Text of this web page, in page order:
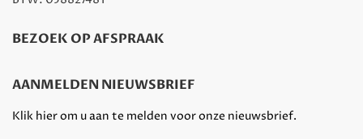
BEZOEK OP AFSPRAAK
AANMELDEN NIEUWSBRIEF
Klik hier om u aan te melden voor onze nieuwsbrief.